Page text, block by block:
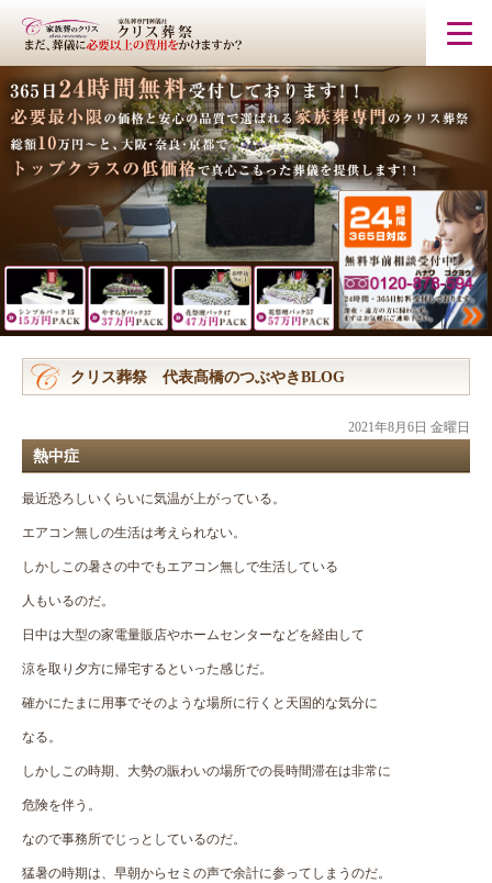
クリス葬祭 代表髙橋のつぶやきBLOG
2021年8月6日 金曜日
熱中症
最近恐ろしいくらいに気温が上がっている。
エアコン無しの生活は考えられない。
しかしこの暑さの中でもエアコン無しで生活している
人もいるのだ。
日中は大型の家電量販店やホームセンターなどを経由して
涼を取り夕方に帰宅するといった感じだ。
確かにたまに用事でそのような場所に行くと天国的な気分に
なる。
しかしこの時期、大勢の賑わいの場所での長時間滞在は非常に
危険を伴う。
なので事務所でじっとしているのだ。
猛暑の時期は、早朝からセミの声で余計に参ってしまうのだ。